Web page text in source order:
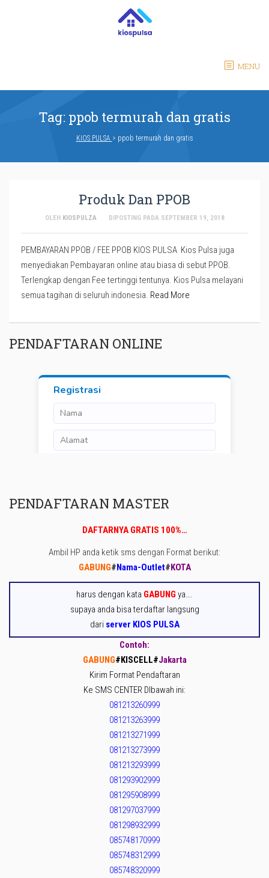
MENU
Tag: ppob termurah dan gratis
KIOS PULSA > ppob termurah dan gratis
Produk Dan PPOB
OLEH KIOSPULZA DIPOSTING PADA SEPTEMBER 19, 2018
PEMBAYARAN PPOB / FEE PPOB KIOS PULSA Kios Pulsa juga
menyediakan Pembayaran online atau biasa di sebut PPOB.
Terlengkap dengan Fee tertinggi tentunya. Kios Pulsa melayani
semua tagihan di seluruh indonesia. Read More
PENDAFTARAN ONLINE
PENDAFTARAN MASTER
DAFTARNYA GRATIS 100%…
Ambil HP anda ketik sms dengan Format berikut:
GABUNG#Nama-Outlet#KOTA
harus dengan kata GABUNG ya….
supaya anda bisa terdaftar langsung
dari server KIOS PULSA
Contoh:
GABUNG#KISCELL#Jakarta
Kirim Format Pendaftaran
Ke SMS CENTER DIbawah ini:
081213260999
081213263999
081213271999
081213273999
081213293999
081293902999
081295908999
081297037999
081298932999
085748170999
085748312999
085748320999